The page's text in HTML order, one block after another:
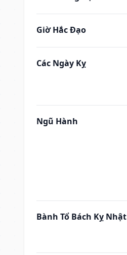
Giờ Hắc Đạo
Các Ngày Kỵ
Ngũ Hành
Bành Tổ Bách Kỵ Nhật